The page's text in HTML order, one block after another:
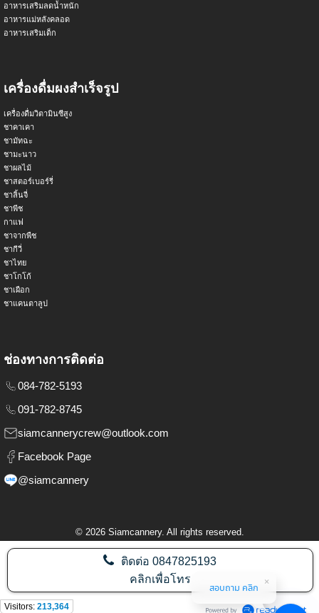
อาหารเสริมลดน้ำหนัก
อาหารแม่หลังคลอด
อาหารเสริมเด็ก
เครื่องดื่มผงสำเร็จรูป
เครื่องดื่มวิตามินซีสูง
ชาคาเคา
ชามัทฉะ
ชามะนาว
ชาผลไม้
ชาสตอร์เบอร์รี่
ชาลิ้นจี่
ชาพีช
กาแฟ
ชาจากพืช
ชากีวี่
ชาไทย
ชาโกโก้
ชาเผือก
ชาแคนตาลูป
ช่องทางการติดต่อ
084-782-5193
091-782-8745
siamcannerycrew@outlook.com
Facebook Page
@siamcannery
© 2026Siamcannery. All rights reserved.
ติดต่อ0847825193
คลิกเพื่อโทร
Visitors: 213,364
สอบถาม คลิก